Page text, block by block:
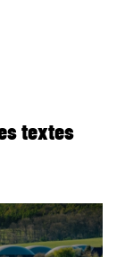
textes